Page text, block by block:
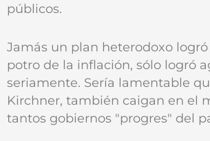
públicos.
Jamás un plan heterodoxo
potro de la inflación, sólo logró
seriamente. Sería lamentable
Kirchner, también caigan en el
tantos gobiernos "progres" del